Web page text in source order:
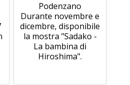
Podenzano
Durante novembre e
dicembre, disponibile
la mostra "Sadako -
La bambina di
Hiroshima".